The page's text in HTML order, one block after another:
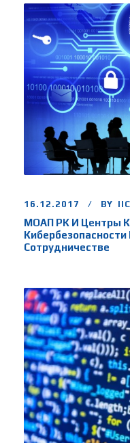
16.12.2017 BY
МОАП РК И Центры
Сотрудничестве